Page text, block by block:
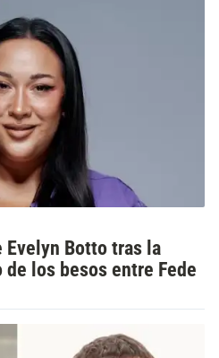
Evelyn Botto tras la
los besos entre Fede